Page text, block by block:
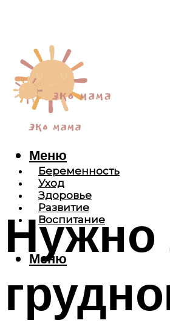
Беременность
Уход
Здоровье
Развитие
Воспитание
Меню
Меню
Нужно